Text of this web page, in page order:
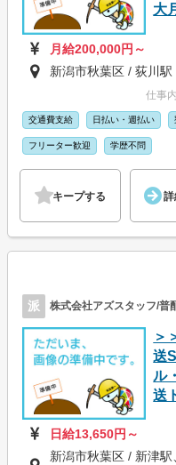
大
月給200,000円～
新潟市秋葉区 / 荻川駅
仕事
交通費支給 日払い・週払い
フリーター歓迎 学歴不問
キープする
派 株式会社アズスタッフ/普
＞
送
ル
送
日給13,650円～
新潟市秋葉区 / 新津